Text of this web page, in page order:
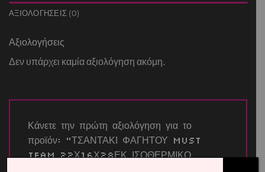
ΑΞΙΟΛΟΓΉΣΕΙΣ (0)
Αξιολογήσεις
Δεν υπάρχει καμία αξιολόγηση ακόμη.
Κάνετε την πρώτη αξιολόγηση για το
προϊόν: “ΤΣΑΝΤΑΚΙ ΦΑΓΗΤΟΥ MUST
TEAM 22Χ16Χ28ΕΚ ΙΣΟΘΕΡΜΙΚΟ